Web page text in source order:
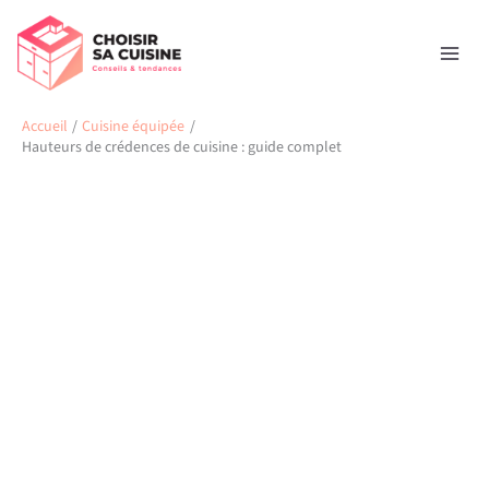
contenu
Accueil
Cuisine équipée
Hauteurs de crédences de cuisine : guide complet
Rechercher